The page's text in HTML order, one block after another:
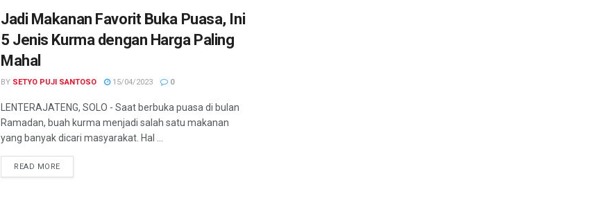
Jadi Makanan Favorit Buka Puasa, Ini
5 Jenis Kurma dengan Harga Paling
Mahal
BY SETYO PUJI SANTOSO 15/04/2023 0
LENTERAJATENG, SOLO - Saat berbuka puasa di bulan
Ramadan, buah kurma menjadi salah satu makanan
yang banyak dicari masyarakat. Hal ...
READ MOREDETAILS